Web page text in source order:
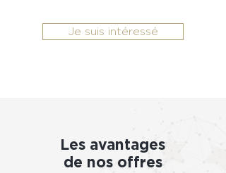
Je suis intéressé
Les avantages
de nos offres